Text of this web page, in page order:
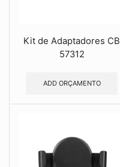
Kit de Adaptadores CB
57312
ADD ORÇAMENTO